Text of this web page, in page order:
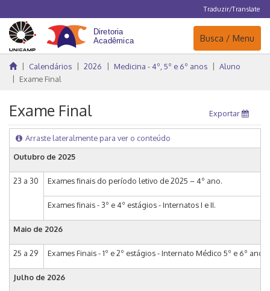
Traduzir/Translate
Navegação
Busca / Menu
Calendários 2026 Medicina - 4º, 5º e 6º anos
Aluno
Exame Final
Exame Final Exportar
Arraste lateralmente para ver o conteúdo
Outubro de 2025
23 a 30 Exames finais do período letivo de 2025 – 4º ano.
Exames finais - 3º e 4º estágios - Internatos I e II.
Maio de 2026
25 a 29 Exames Finais - 1º e 2º estágios - Internato Médico 5º e 6º anos.
Julho de 2026